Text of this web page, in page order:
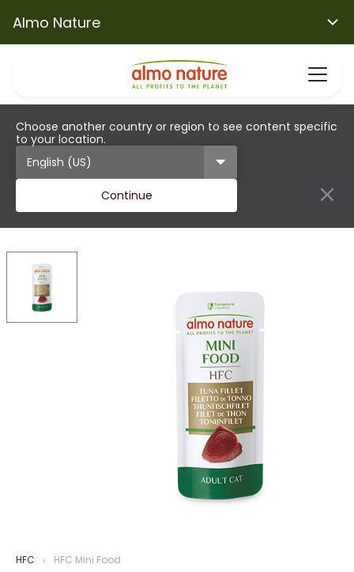
Almo Nature
Choose another country or region to see content specific
to your location.
Continue
HFC HFC Mini Food